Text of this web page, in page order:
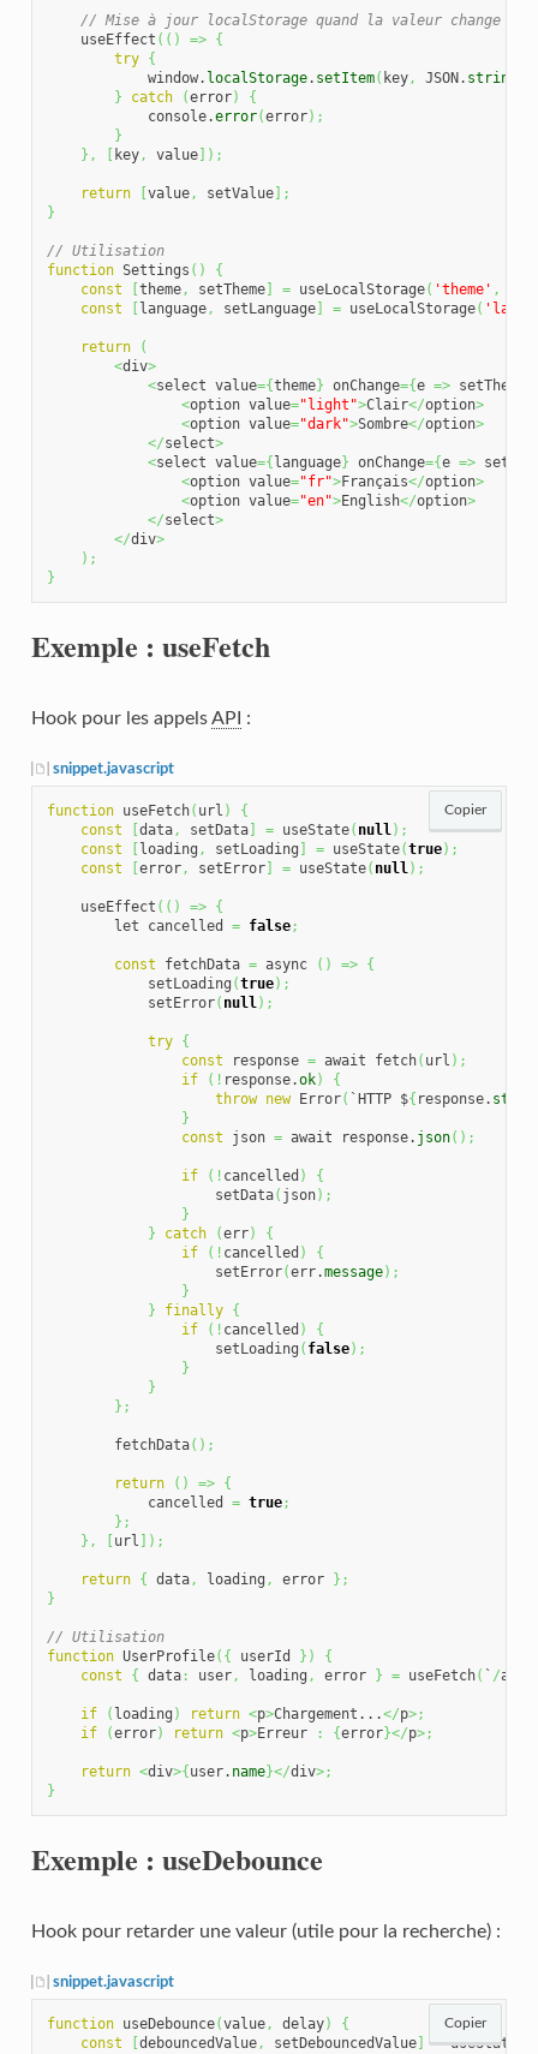
// Mise à jour localStorage quand la valeur change
    useEffect
( ( ) =>
{
try
{
            window.
localStorage. setItem( key, JSON.
}
catch (error)
{
            console.
error(error) ;
}
} , [ key, value] ) ;
return [value, setValue] ;
}
// Utilisation
function Settings ( )
{
const
[theme, setTheme] = useLocalStorage( 'theme' ,
const
[language, setLanguage] = useLocalStorage(
return
(
<div>
<select value={theme} onChange={e => setTheme
<option value="light">Clair</option>
<option value="dark">Sombre</option>
</select>
<select value={language} onChange={e =>
<option value="fr">Français</option>
<option value="en">English</option>
</select>
</div>
) ;
}
Exemple : useFetch
Hook pour les appelsAPI :
snippet.javascript
function useFetch( url )
{
const
[data, setData] = useState( null ) ;
const
[loading , setLoading ] = useState(true) ;
const
[error, setError] = useState( null ) ;
    useEffect
( ( ) =>
{
        let cancelled
= false;
const fetchData = async ( ) =>
{
            setLoading
(true) ;
            setError
( null ) ;
try
{
const response = await fetch( url ) ;
if
( ! response.ok)
{
throw
new Error( `HTTP ${ response.
}
const json = await response. json( ) ;
if ( ! cancelled )
{
                    setData
( json) ;
}
}
catch (err)
{
if
( ! cancelled )
{
                    setError
(err.message) ;
}
}
finally
{
if
( ! cancelled )
{
                    setLoading
( false) ;
}
}
} ;
        fetchData
( ) ;
return ( ) =>
{
            cancelled
= true;
} ;
} , [url ] ) ;
return { data, loading , error } ;
}
// Utilisation
function UserProfile( { userId } )
{
const
{ data: user, loading , error } = useFetch( ` /api
if ( loading ) return <p>Chargement...</p>;
if
(error) return <p>Erreur : {error}</p>;
return <div>{user. name}</div>;
}
Copier
Exemple : useDebounce
Hook pour retarder une valeur (utile pour la recherche) :
snippet.javascript
function useDebounce(value, delay)
{
const
[debouncedValue, setDebouncedValue] = useState
Copier